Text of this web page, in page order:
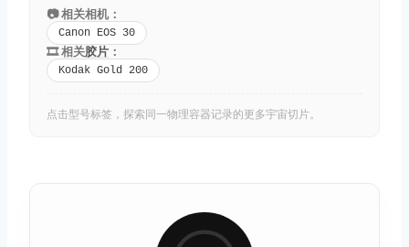
📷 相关相机：
Canon EOS 30
🎞️ 相关胶片 ：
Kodak Gold 200
点击型号标签，探索同一物理容器记录的更多宇宙切片。